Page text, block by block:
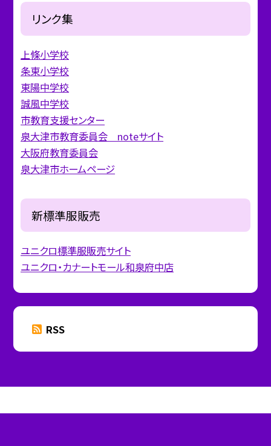
リンク集
上條小学校
条東小学校
東陽中学校
誠風中学校
市教育支援センター
泉大津市教育委員会 noteサイト
大阪府教育委員会
泉大津市ホームページ
新標準服販売
ユニクロ標準服販売サイト
ユニクロ・カナートモール和泉府中店
RSS